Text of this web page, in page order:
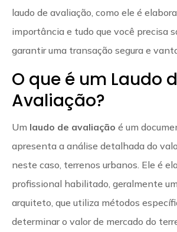
laudo de avaliação, como ele é
importância e tudo que você precisa
garantir uma transação segura e
O que é um Laudo
Avaliação?
Um laudo de avaliação é um
apresenta a análise detalhada do
neste caso, terrenos urbanos. Ele é
profissional habilitado, geralmente
arquiteto, que utiliza métodos
determinar o valor de mercado do